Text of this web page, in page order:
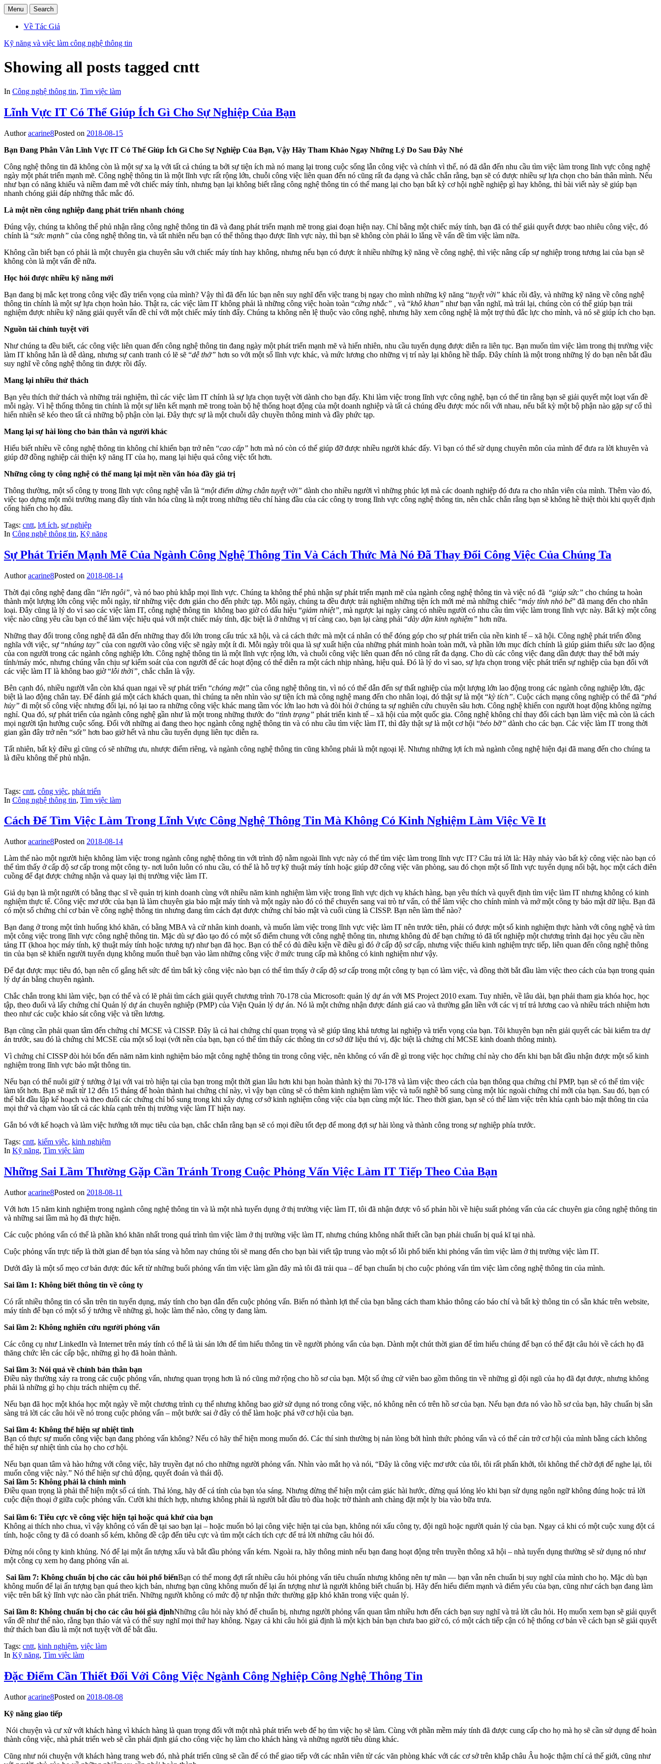
Menu Search
Về Tác Giả
Kỹ năng và việc làm công nghệ thông tin
Showing all posts tagged cntt
In Công nghệ thông tin, Tìm việc làm
Lĩnh Vực IT Có Thể Giúp Ích Gì Cho Sự Nghiệp Của Bạn
Authoracarine8Posted on 2018-08-15
Bạn Đang Phân Vân Lĩnh Vực IT Có Thể Giúp Ích Gì Cho Sự Nghiệp Của Bạn, Vậy Hãy Tham Khảo Ngay Những Lý Do Sau Đây Nhé
Công nghệ thông tin đã không còn là một sự xa lạ với tất cả chúng ta bởi sự tiện ích mà nó mang lại trong cuộc sống lẫn công việc và chính vì thế, nó đã dẫn đến nhu cầu tìm việc làm trong lĩnh vực công nghệ
ngày một phát triển mạnh mẽ. Công nghệ thông tin là một lĩnh vực rất rộng lớn, chuỗi công việc liên quan đến nó cũng rất đa dạng và chắc chắn rằng, bạn sẽ có được nhiều sự lựa chọn cho bản thân mình. Nếu
như bạn có năng khiếu và niềm đam mê với chiếc máy tính, nhưng bạn lại không biết rằng công nghệ thông tin có thể mang lại cho bạn bất kỳ cơ hội nghề nghiệp gì hay không, thì bài viết này sẽ giúp bạn
nhanh chóng giải đáp những thắc mắc đó.
Là một nền công nghiệp đang phát triển nhanh chóng
Đúng vậy, chúng ta không thể phủ nhận rằng công nghệ thông tin đã và đang phát triển mạnh mẽ trong giai đoạn hiện nay. Chỉ bằng một chiếc máy tính, bạn đã có thể giải quyết được bao nhiêu công việc, đó
chính là “sức mạnh” của công nghệ thông tin, và tất nhiên nếu bạn có thể thông thạo được lĩnh vực này, thì bạn sẽ không còn phải lo lắng về vấn đề tìm việc làm nữa.
Không cần biết bạn có phải là một chuyên gia chuyên sâu với chiếc máy tính hay không, nhưng nếu bạn có được ít nhiều những kỹ năng về công nghệ, thì việc nâng cấp sự nghiệp trong tương lai của bạn sẽ
không còn là một vấn đề nữa.
Học hỏi được nhiều kỹ năng mới
Bạn đang bị mắc kẹt trong công việc đầy triển vọng của mình? Vậy thì đã đến lúc bạn nên suy nghĩ đến việc trang bị ngay cho mình những kỹ năng “tuyệt vời” khác rồi đây, và những kỹ năng về công nghệ
thông tin chính là một sự lựa chọn hoàn hảo. Thật ra, các việc làm IT không phải là những công việc hoàn toàn “cứng nhắc” , và “khô khan” như bạn vẫn nghĩ, mà trái lại, chúng còn có thể giúp bạn trải
nghiệm được nhiều kỹ năng giải quyết vấn đề chỉ với một chiếc máy tính đấy. Chúng ta không nên lệ thuộc vào công nghệ, nhưng hãy xem công nghệ là một trợ thủ đắc lực cho mình, và nó sẽ giúp ích cho bạn.
Nguồn tài chính tuyệt vời
Như chúng ta đều biết, các công việc liên quan đến công nghệ thông tin đang ngày một phát triển mạnh mẽ và hiển nhiên, nhu cầu tuyển dụng được diễn ra liên tục. Bạn muốn tìm việc làm trong thị trường việc
làm IT không hẳn là dễ dàng, nhưng sự canh tranh có lẽ sẽ “dễ thở” hơn so với một số lĩnh vực khác, và mức lương cho những vị trí này lại không hề thấp. Đây chính là một trong những lý do bạn nên bắt đầu
suy nghĩ về công nghệ thông tin được rồi đấy.
Mang lại nhiều thử thách
Bạn yêu thích thử thách và những trải nghiệm, thì các việc làm IT chính là sự lựa chọn tuyệt vời dành cho bạn đấy. Khi làm việc trong lĩnh vực công nghệ, bạn có thể tin rằng bạn sẽ giải quyết một loạt vấn đề
mỗi ngày. Vì hệ thống thông tin chính là một sự liên kết mạnh mẽ trong toàn bộ hệ thống hoạt động của một doanh nghiệp và tất cả chúng đều được móc nối với nhau, nếu bất kỳ một bộ phận nào gặp sự cố thì
hiển nhiên sẽ kéo theo tất cả những bộ phận còn lại. Đây thực sự là một chuỗi dây chuyền thông minh và đầy phức tạp.
Mang lại sự hài lòng cho bản thân và người khác
Hiểu biết nhiều về công nghệ thông tin không chỉ khiến bạn trở nên “cao cấp” hơn mà nó còn có thể giúp đỡ được nhiều người khác đấy. Vì bạn có thể sử dụng chuyên môn của mình để đưa ra lời khuyên và
giúp đỡ đồng nghiệp cải thiện kỹ năng IT của họ, mang lại hiệu quả công việc tốt hơn.
Những công ty công nghệ có thể mang lại một nền văn hóa đầy giá trị
Thông thường, một số công ty trong lĩnh vực công nghệ vẫn là “một điểm dừng chân tuyệt vời” dành cho nhiều người vì những phúc lợi mà các doanh nghiệp đó đưa ra cho nhân viên của mình. Thêm vào đó,
việc tạo dựng một môi trường mang đầy tính văn hóa cũng là một trong những tiêu chí hàng đầu của các công ty trong lĩnh vực công nghệ thông tin, nên chắc chắn rằng bạn sẽ không hề thiệt thòi khi quyết định
cống hiến cho họ đâu.
Tags: cntt, lợi ích, sự nghiệp
In Công nghệ thông tin, Kỹ năng
Sự Phát Triển Mạnh Mẽ Của Ngành Công Nghệ Thông Tin Và Cách Thức Mà Nó Đã Thay Đổi Công Việc Của Chúng Ta
Authoracarine8Posted on 2018-08-14
Thời đại công nghệ đang dần “lên ngôi”, và nó bao phủ khắp mọi lĩnh vực. Chúng ta không thể phủ nhận sự phát triển mạnh mẽ của ngành công nghệ thông tin và việc nó đã “giúp sức” cho chúng ta hoàn
thành một lượng lớn công việc mỗi ngày, từ những việc đơn giản cho đến phức tạp. Mỗi ngày, chúng ta đều được trải nghiệm những tiện ích mới mẻ mà những chiếc “máy tính nhỏ bé” đã mang đến cho nhân
loại. Đây cũng là lý do vì sao các việc làm IT, công nghệ thông tin không bao giờ có dấu hiệu “giảm nhiệt”, mà ngược lại ngày càng có nhiều người có nhu cầu tìm việc làm trong lĩnh vực này. Bất kỳ một công
việc nào cũng yêu cầu bạn có thể làm việc hiệu quả với một chiếc máy tính, đặc biệt là ở những vị trí càng cao, bạn lại càng phải “dày dặn kinh nghiệm” hơn nữa.
Những thay đổi trong công nghệ đã dẫn đến những thay đổi lớn trong cấu trúc xã hội, và cả cách thức mà một cá nhân có thể đóng góp cho sự phát triển của nền kinh tế – xã hội. Công nghệ phát triển đồng
nghĩa với việc, sự “nhúng tay” của con người vào công việc sẽ ngày một ít đi. Mỗi ngày trôi qua là sự xuất hiện của những phát minh hoàn toàn mới, và phần lớn mục đích chính là giúp giảm thiểu sức lao động
của con người trong các ngành công nghiệp lớn. Công nghệ thông tin là một lĩnh vực rộng lớn, và chuỗi công việc liên quan đến nó cũng rất đa dạng. Cho dù các công việc đang dần được thay thế bởi máy
tính/máy móc, nhưng chúng vẫn chịu sự kiểm soát của con người để các hoạt động có thể diễn ra một cách nhịp nhàng, hiệu quả. Đó là lý do vì sao, sự lựa chọn trong việc phát triển sự nghiệp của bạn đối với
các việc làm IT là không bao giờ “lỗi thời”, chắc chắn là vậy.
Bên cạnh đó, nhiều người vẫn còn khá quan ngại về sự phát triển “chóng mặt” của công nghệ thông tin, vì nó có thể dẫn đến sự thất nghiệp của một lượng lớn lao động trong các ngành công nghiệp lớn, đặc
biệt là lao động chân tay. Để đánh giá một cách khách quan, thì chúng ta nên nhìn vào sự tiện ích mà công nghệ mang đến cho nhân loại, đó thật sự là một “kỳ tích”. Cuộc cách mạng công nghiệp có thể đã “phá
hủy” đi một số công việc nhưng đổi lại, nó lại tao ra những công việc khác mang tầm vóc lớn lao hơn và đòi hỏi ở chúng ta sự nghiên cứu chuyên sâu hơn. Công nghệ khiến con người hoạt động không ngừng
nghỉ. Qua đó, sự phát triển của ngành công nghệ gần như là một trong những thước đo “tình trạng” phát triển kinh tế – xã hội của một quốc gia. Công nghệ không chỉ thay đổi cách bạn làm việc mà còn là cách
mọi người tận hưởng cuộc sống. Đối với những ai đang theo học ngành công nghệ thông tin và có nhu cầu tìm việc làm IT, thì đây thật sự là một cơ hội “béo bỡ” dành cho các bạn. Các việc làm IT trong thời
gian gần đây trở nên “sốt” hơn bao giờ hết và nhu cầu tuyển dụng liên tục diễn ra.
Tất nhiên, bất kỳ điều gì cũng có sẽ những ưu, nhược điểm riêng, và ngành công nghệ thông tin cũng không phải là một ngoại lệ. Nhưng những lợi ích mà ngành công nghệ hiện đại đã mang đến cho chúng ta
là điều không thể phủ nhận.
Tags: cntt, công việc, phát triển
In Công nghệ thông tin, Tìm việc làm
Cách Để Tìm Việc Làm Trong Lĩnh Vực Công Nghệ Thông Tin Mà Không Có Kinh Nghiệm Làm Việc Về It
Authoracarine8Posted on 2018-08-14
Làm thế nào một người hiện không làm việc trong ngành công nghệ thông tin với trình độ nằm ngoài lĩnh vực này có thể tìm việc làm trong lĩnh vực IT? Câu trả lời là: Hãy nhảy vào bất kỳ công việc nào bạn có
thể tìm thấy ở cấp độ sơ cấp trong một công ty- nơi luôn luôn có nhu cầu, có thể là hỗ trợ kỹ thuật máy tính hoặc giúp đỡ công việc văn phòng, sau đó chọn một số lĩnh vực tuyển dụng nổi bật, học một cách điên
cuồng để đạt được chứng nhận và quay lại thị trường việc làm IT.
Giả dụ bạn là một người có bằng thạc sĩ về quản trị kinh doanh cùng với nhiều năm kinh nghiệm làm việc trong lĩnh vực dịch vụ khách hàng, bạn yêu thích và quyết định tìm việc làm IT nhưng không có kinh
nghiệm thực tế. Công việc mơ ước của bạn là làm chuyên gia bảo mật máy tính và một ngày nào đó có thể chuyển sang vai trò tư vấn, có thể làm việc cho chính mình và mở một công ty bảo mật dữ liệu. Bạn đã
có một số chứng chỉ cơ bản về công nghệ thông tin nhưng đang tìm cách đạt được chứng chỉ bảo mật và cuối cùng là CISSP. Bạn nên làm thế nào?
Bạn đang ở trong một tình huống khó khăn, có bằng MBA và cử nhân kinh doanh, và muốn làm việc trong lĩnh vực việc làm IT nên trước tiên, phải có được một số kinh nghiệm thực hành với công nghệ và tìm
một công việc trong lĩnh vực công nghệ thông tin. Mặc dù sự đào tạo đó có một số điểm chung với công nghệ thông tin, nhưng không đủ để bạn chứng tỏ đã tốt nghiệp một chương trình đại học yêu cầu nền
tảng IT (khoa học máy tính, kỹ thuật máy tính hoặc tương tự) như bạn đã học. Bạn có thể có đủ điều kiện về điều gì đó ở cấp độ sơ cấp, nhưng việc thiếu kinh nghiệm trực tiếp, liên quan đến công nghệ thông
tin của bạn sẽ khiến người tuyển dụng không muốn thuê bạn vào làm những công việc ở mức trung cấp mà không có kinh nghiệm như vậy.
Để đạt được mục tiêu đó, bạn nên cố gắng hết sức để tìm bất kỳ công việc nào bạn có thể tìm thấy ở cấp độ sơ cấp trong một công ty bạn có làm việc, và đồng thời bắt đầu làm việc theo cách của bạn trong quản
lý dự án bằng chuyên ngành.
Chắc chắn trong khi làm việc, bạn có thể và có lẽ phải tìm cách giải quyết chương trình 70-178 của Microsoft: quản lý dự án với MS Project 2010 exam. Tuy nhiên, về lâu dài, bạn phải tham gia khóa học, học
tập, theo đuổi và lấy chứng chỉ Quản lý dự án chuyên nghiệp (PMP) của Viện Quản lý dự án. Nó là một chứng nhận được đánh giá cao và thường gắn liền với các vị trí trả lương cao và nhiều trách nhiệm hơn
theo như các cuộc khảo sát công việc và tiền lương.
Bạn cũng cần phải quan tâm đến chứng chỉ MCSE và CISSP. Đây là cả hai chứng chỉ quan trọng và sẽ giúp tăng khả tương lai nghiệp và triển vọng của bạn. Tôi khuyên bạn nên giải quyết các bài kiểm tra dự
án trước, sau đó là chứng chỉ MCSE của một số loại (với nền của bạn, bạn có thể tìm thấy các thông tin cơ sở dữ liệu thú vị, đặc biệt là chứng chỉ MCSE kinh doanh thông minh).
Vì chứng chỉ CISSP đòi hỏi bốn đến năm năm kinh nghiệm bảo mật công nghệ thông tin trong công việc, nên không có vấn đề gì trong việc học chứng chỉ này cho đến khi bạn bắt đầu nhận được một số kinh
nghiệm trong lĩnh vực bảo mật thông tin.
Nếu bạn có thể nuôi giữ ý tưởng ở lại với vai trò hiện tại của bạn trong một thời gian lâu hơn khi bạn hoàn thành kỳ thi 70-178 và làm việc theo cách của bạn thông qua chứng chỉ PMP, bạn sẽ có thể tìm việc
làm tốt hơn. Bạn sẽ mất từ 12 đến 15 tháng để hoàn thành hai chứng chỉ này, vì vậy bạn cũng sẽ có thêm kinh nghiệm làm việc và tuổi nghề bổ sung cùng một lúc ngoài chứng chỉ mới của bạn. Sau đó, bạn có
thể bắt đầu lập kế hoạch và theo đuổi các chứng chỉ bổ sung trong khi xây dựng cơ sở kinh nghiệm công việc của bạn cùng một lúc. Theo thời gian, bạn sẽ có thể làm việc trên khía cạnh bảo mật thông tin của
mọi thứ và chạm vào tất cả các khía cạnh trên thị trường việc làm IT hiện nay.
Gắn bó với kế hoạch và làm việc hướng tới mục tiêu của bạn, chắc chắn rằng bạn sẽ có mọi điều tốt đẹp để mong đợi sự hài lòng và thành công trong sự nghiệp phía trước.
Tags: cntt, kiếm việc, kinh nghiệm
In Kỹ năng, Tìm việc làm
Những Sai Lầm Thường Gặp Cần Tránh Trong Cuộc Phỏng Vấn Việc Làm IT Tiếp Theo Của Bạn
Authoracarine8Posted on 2018-08-11
Với hơn 15 năm kinh nghiệm trong ngành công nghệ thông tin và là một nhà tuyển dụng ở thị trường việc làm IT, tôi đã nhận được vô số phản hồi về hiệu suất phỏng vấn của các chuyên gia công nghệ thông tin
và những sai lầm mà họ đã thực hiện.
Các cuộc phỏng vấn có thể là phần khó khăn nhất trong quá trình tìm việc làm ở thị trường việc làm IT, nhưng chúng không nhất thiết cần bạn phải chuẩn bị quá kĩ tại nhà.
Cuộc phỏng vấn trực tiếp là thời gian để bạn tỏa sáng và hôm nay chúng tôi sẽ mang đến cho bạn bài viết tập trung vào một số lỗi phổ biến khi phỏng vấn tìm việc làm ở thị trường việc làm IT.
Dưới đây là một số mẹo cơ bản được đúc kết từ những buổi phỏng vấn tìm việc làm gần đây mà tôi đã trải qua – để bạn chuẩn bị cho cuộc phỏng vấn tìm việc làm công nghệ thông tin của mình.
Sai lầm 1: Không biết thông tin về công ty
Có rất nhiều thông tin có sẵn trên tin tuyển dụng, máy tính cho bạn dẫn đến cuộc phỏng vấn. Biến nó thành lợi thế của bạn bằng cách tham khảo thông cáo báo chí và bất kỳ thông tin có sẵn khác trên website,
máy tính để bạn có một số ý tưởng về những gì, hoặc làm thế nào, công ty đang làm.
Sai lầm 2: Không nghiên cứu người phỏng vấn
Các công cụ như LinkedIn và Internet trên máy tính có thể là tài sản lớn để tìm hiểu thông tin về người phỏng vấn của bạn. Dành một chút thời gian để tìm hiểu chúng để bạn có thể đặt câu hỏi về cách họ đã
thăng chức lên các cấp bậc, những gì họ đã hoàn thành.
Sai lầm 3: Nói quá về chính bản thân bạn
Điều này thường xảy ra trong các cuộc phỏng vấn, nhưng quan trọng hơn là nó cũng mở rộng cho hồ sơ của bạn. Một số ứng cử viên bao gồm thông tin về những gì đội ngũ của họ đã đạt được, nhưng không
phải là những gì họ chịu trách nhiệm cụ thể.
Nếu bạn đã học một khóa học một ngày về một chương trình cụ thể nhưng không bao giờ sử dụng nó trong công việc, nó không nên có trên hồ sơ của bạn. Nếu bạn đưa nó vào hồ sơ của bạn, hãy chuẩn bị sẵn
sàng trả lời các câu hỏi về nó trong cuộc phỏng vấn – một bước sai ở đây có thể làm hoặc phá vỡ cơ hội của bạn.
Sai lầm 4: Không thể hiện sự nhiệt tình
Bạn có thực sự muốn công việc bạn đang phỏng vấn không? Nếu có hãy thể hiện mong muốn đó. Các thí sinh thường bị nản lòng bởi hình thức phỏng vấn và có thể cản trở cơ hội của mình bằng cách không
thể hiện sự nhiệt tình của họ cho cơ hội.
Nếu bạn quan tâm và hào hứng với công việc, hãy truyền đạt nó cho những người phỏng vấn. Nhìn vào mắt họ và nói, “Đây là công việc mơ ước của tôi, tôi rất phấn khởi, tôi không thể chờ đợi để nghe lại, tôi
muốn công việc này.” Nó thể hiện sự chủ động, quyết đoán và thái độ.
Sai lầm 5: Không phải là chính mình
Điều quan trọng là phải thể hiện một số cá tính. Thả lỏng, hãy để cá tính của bạn tỏa sáng. Nhưng đừng thể hiện một cảm giác hài hước, đừng quá lỏng lẻo khi bạn sử dụng ngôn ngữ không đúng hoặc trả lời
cuộc điện thoại ở giữa cuộc phỏng vấn. Cười khi thích hợp, nhưng không phải là người bắt đầu trò đùa hoặc trờ thành anh chàng đặt một ly bia vào bữa trưa.
Sai lầm 6: Tiêu cực về công việc hiện tại hoặc quá khứ của bạn
Không ai thích nho chua, vì vậy không có vấn đề tại sao bạn lại – hoặc muốn bỏ lại công việc hiện tại của bạn, không nói xấu công ty, đội ngũ hoặc người quản lý của bạn. Ngay cả khi có một cuộc xung đột cá
tính, hoặc công ty đã có doanh số kém, không đề cập đến tiêu cực và tìm một cách tích cực để trả lời những câu hỏi đó.
Đừng nói công ty kinh khủng. Nó để lại một ấn tượng xấu và bắt đầu phỏng vấn kém. Ngoài ra, hãy thông minh nếu bạn đang hoạt động trên truyền thông xã hội – nhà tuyển dụng thường sẽ sử dụng nó như
một công cụ xem họ đang phỏng vấn ai.
Sai lầm 7: Không chuẩn bị cho các câu hỏi phổ biếnBạn có thể mong đợi rất nhiều câu hỏi phỏng vấn tiêu chuẩn nhưng không nên tự mãn — bạn vẫn nên chuẩn bị suy nghĩ của mình cho họ. Mặc dù bạn
không muốn để lại ấn tượng bạn quá theo kịch bản, nhưng bạn cũng không muốn để lại ấn tượng như là người không biết chuẩn bị. Hãy đến hiểu điểm mạnh và điểm yếu của bạn, cũng như cách bạn đang làm
việc trên bất kỳ lĩnh vực nào cần phát triển. Những người không có mức độ tự nhận thức thường gặp khó khăn trong việc quản lý.
Sai lầm 8: Không chuẩn bị cho các câu hỏi giả địnhNhững câu hỏi này khó để chuẩn bị, nhưng người phỏng vấn quan tâm nhiều hơn đến cách bạn suy nghĩ và trả lời câu hỏi. Họ muốn xem bạn sẽ giải quyết
vấn đề như thế nào, rằng bạn tháo vát và có thể suy nghĩ mọi thứ hay không. Ngay cả khi câu hỏi giả định là một kịch bản bạn chưa bao giờ có, có một cách tiếp cận có hệ thống cơ bản về cách bạn sẽ giải quyết
thử thách ban đầu là một nơi tuyệt vời để bắt đầu.
Tags: cntt, kinh nghiệm, việc làm
In Kỹ năng, Tìm việc làm
Đặc Điểm Cần Thiết Đối Với Công Việc Ngành Công Nghiệp Công Nghệ Thông Tin
Authoracarine8Posted on 2018-08-08
Kỹ năng giao tiếp
Nói chuyện và cư xử với khách hàng vì khách hàng là quan trọng đối với một nhà phát triển web để họ tìm việc họ sẽ làm. Cùng với phần mềm máy tính đã được cung cấp cho họ mà họ sẽ cần sử dụng để hoàn
thành công việc, nhà phát triển web sẽ cần phải định giá cho công việc họ làm cho khách hàng và những người tiêu dùng khác.
Cũng như nói chuyện với khách hàng trang web đó, nhà phát triển cũng sẽ cần để có thể giao tiếp với các nhân viên từ các văn phòng khác với các cơ sở trên khắp châu Âu hoặc thậm chí cả thế giới, cũng như